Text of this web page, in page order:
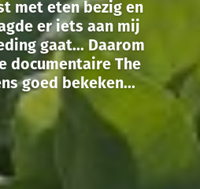
met eten bezig en
er iets aan mij
gaat... Daarom
documentaire The
goed bekeken...